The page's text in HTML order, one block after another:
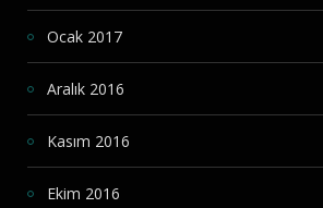
Ocak 2017
Aralık 2016
Kasım 2016
Ekim 2016